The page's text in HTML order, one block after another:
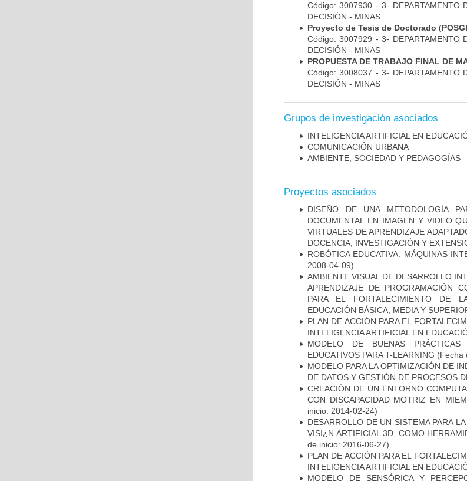
Código: 3007930 - 3- DEPARTAMENTO
DECISIÓN - MINAS
Proyecto de Tesis de Doctorado
Código: 3007929 - 3- DEPARTAMENTO
DECISIÓN - MINAS
PROPUESTA DE TRABAJO FINAL DE
Código: 3008037 - 3- DEPARTAMENTO
DECISIÓN - MINAS
Grupos de investigación asociados
INTELIGENCIA ARTIFICIAL EN
COMUNICACIÓN URBANA
AMBIENTE, SOCIEDAD Y PEDAGOGÍAS
Proyectos asociados
DISEÑO DE UNA METODOLOGÍA
DOCUMENTAL EN IMAGEN Y VIDEO
VIRTUALES DE APRENDIZAJE
DOCENCIA, INVESTIGACIÓN Y
ROBÓTICA EDUCATIVA: MÁQUINAS
2008-04-09)
AMBIENTE VISUAL DE DESARROLLO
APRENDIZAJE DE PROGRAMACIÓN
PARA EL FORTALECIMIENTO DE
EDUCACIÓN BÁSICA, MEDIA Y
PLAN DE ACCIÓN PARA EL
INTELIGENCIA ARTIFICIAL EN
MODELO DE BUENAS
EDUCATIVOS PARA T-LEARNING (Fecha
MODELO PARA LA OPTIMIZACIÓN DE
DE DATOS Y GESTIÓN DE PROCESOS
CREACIÓN DE UN ENTORNO
CON DISCAPACIDAD MOTRIZ EN
inicio: 2014-02-24)
DESARROLLO DE UN SISTEMA PARA
VISI¿N ARTIFICIAL 3D, COMO
de inicio: 2016-06-27)
PLAN DE ACCIÓN PARA EL
INTELIGENCIA ARTIFICIAL EN
MODELO DE SENSÓRICA Y